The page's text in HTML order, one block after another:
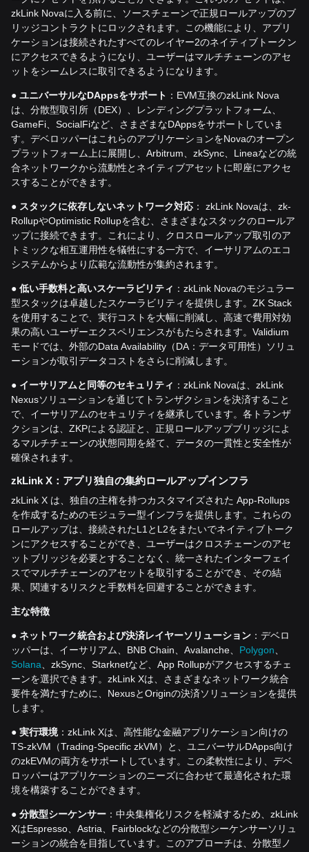
zkLink Novaに入る前に、ソースチェーンで正規ロールアップのブ
リッジコントラクトにロックされます。この機能により、アプリ
ケーションは接続されたすべてのレイヤー2のネイティブトークン
にアクセスできるようになり、ユーザーはマルチチェーンのアセ
ットをシームレスに取引できるようになります。
● ユニバーサルなDAppsをサポート ：EVM互換のzkLink Nova
は、分散型取引所（DEX）、レンディングプラットフォーム、
GameFi、SocialFiなど、さまざまなDAppsをサポートしていま
す。デベロッパーはこれらのアプリケーションをNovaのオープン
プラットフォーム上に展開し、Arbitrum、zkSync、Lineaなどの統
合ネットワークから流動性とネイティブアセットに即座にアクセ
スすることができます。
● スタックに依存しないネットワーク対応 ： zkLink Novaは、zk-
RollupやOptimistic Rollupを含む、さまざまなスタックのロールア
ップに接続できます。これにより、クロスロールアップ取引のア
トミックな相互運用性を犠牲にする一方で、イーサリアムのエコ
システムからより広範な流動性が集約されます。
● 低い手数料と高いスケーラビリティ ：zkLink Novaのモジュラー
型スタックは卓越したスケーラビリティを提供します。ZK Stack
を使用することで、実行コストを大幅に削減し、高速で費用対効
果の高いユーザーエクスペリエンスがもたらされます。Validium
モードでは、外部のData Availability（DA：データ可用性）ソリュ
ーションが取引データコストをさらに削減します。
● イーサリアムと同等のセキュリティ ：zkLink Novaは、zkLink
Nexusソリューションを通じてトランザクションを決済すること
で、イーサリアムのセキュリティを継承しています。各トランザ
クションは、ZKPによる認証と、正規ロールアップブリッジによ
るマルチチェーンの状態同期を経て、データの一貫性と安全性が
確保されます。
zkLink X ：アプリ独自の集約ロールアップインフラ
zkLink X は、独自の主権を持つカスタマイズされた App-Rollups
を作成するためのモジュラー型インフラを提供します。これらの
ロールアップは、接続されたL1とL2をまたいでネイティブトーク
ンにアクセスすることができ、ユーザーはクロスチェーンのアセ
ットブリッジを必要とすることなく、統一されたインターフェイ
スでマルチチェーンのアセットを取引することができ、その結
果、関連するリスクと手数料を回避することができます。
主な特徴
● ネットワーク統合および決済レイヤーソリューション ：デベロ
ッパーは、イーサリアム、BNB Chain、Avalanche、 Polygon、
Solana、zkSync、Starknetなど、App Rollupがアクセスするチェ
ーンを選択できます。zkLink Xは、さまざまなネットワーク統合
要件を満たすために、NexusとOriginの決済ソリューションを提供
します。
● 実行環境：zkLink Xは、高性能な金融アプリケーション向けの
TS-zkVM（Trading-Specific zkVM）と、ユニバーサルDApps向け
のzkEVMの両方をサポートしています。この柔軟性により、デベ
ロッパーはアプリケーションのニーズに合わせて最適化された環
境を構築することができます。
● 分散型シーケンサー ：中央集権化リスクを軽減するため、zkLink
XはEspresso、Astria、Fairblockなどの分散型シーケンサーソリュ
ーションの統合を目指しています。このアプローチは、分散型ノ